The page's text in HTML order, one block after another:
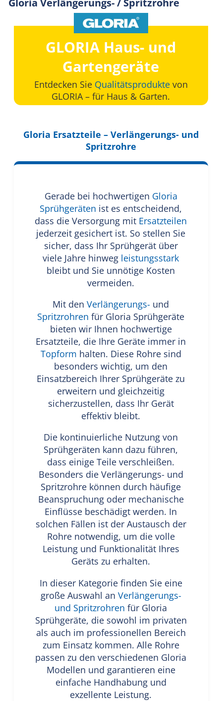
Gloria Verlängerungs- / Spritzrohre
GLORIA Haus- und
Gartengeräte
Entdecken Sie Qualitätsproduktevon
GLORIA – für Haus & Garten.
Gloria Ersatzteile – Verlängerungs- und
Spritzrohre
Gerade bei hochwertigen Gloria
Sprühgeräten ist es entscheidend,
dass die Versorgung mit Ersatzteilen
jederzeit gesichert ist. So stellen Sie
sicher, dass Ihr Sprühgerät über
viele Jahre hinweg leistungsstark
bleibt und Sie unnötige Kosten
vermeiden.
Mit denVerlängerungs- und
Spritzrohren für Gloria Sprühgeräte
bieten wir Ihnen hochwertige
Ersatzteile, die Ihre Geräte immer in
Topform halten. Diese Rohre sind
besonders wichtig, um den
Einsatzbereich Ihrer Sprühgeräte zu
erweitern und gleichzeitig
sicherzustellen, dass Ihr Gerät
effektiv bleibt.
Die kontinuierliche Nutzung von
Sprühgeräten kann dazu führen,
dass einige Teile verschleißen.
Besonders die Verlängerungs- und
Spritzrohre können durch häufige
Beanspruchung oder mechanische
Einflüsse beschädigt werden. In
solchen Fällen ist der Austausch der
Rohre notwendig, um die volle
Leistung und Funktionalität Ihres
Geräts zu erhalten.
In dieser Kategorie finden Sie eine
große Auswahl an Verlängerungs-
und Spritzrohren für Gloria
Sprühgeräte, die sowohl im privaten
als auch im professionellen Bereich
zum Einsatz kommen. Alle Rohre
passen zu den verschiedenen Gloria
Modellen und garantieren eine
einfache Handhabung und
exzellente Leistung.